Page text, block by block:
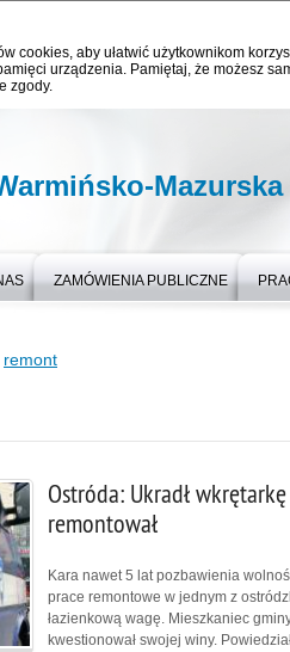
cookies, aby ułatwić użytkownikom
urządzenia. Pamiętaj, że możesz
zgody.
Mazurska
ZAMÓWIENIA PUBLICZNE
remont
Ostróda: Ukradł
remontował
Kara nawet 5 lat pozbawienia
prace remontowe w jednym z
łazienkową wagę. Mieszkaniec
kwestionował swojej winy.